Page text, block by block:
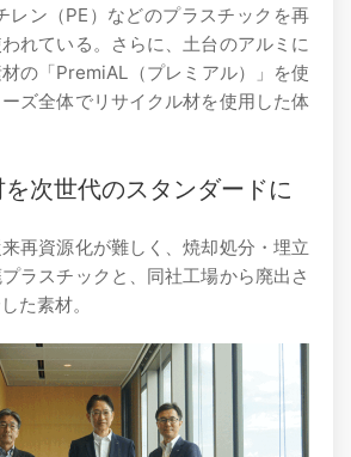
レン（PE）などのプラスチックを再
れている。さらに、土台のアルミに
の「PremiAL（プレミアル）」を使
ズ全体でリサイクル材を使用した体
次世代のスタンダードに
来再資源化が難しく、焼却処分・埋立
ラスチックと、同社工場から廃出さ
た素材。